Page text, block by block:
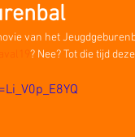
van het
? Nee? Tot die tijd